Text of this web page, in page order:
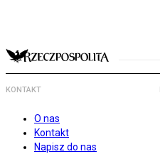
KONTAKT
O nas
Kontakt
Napisz do nas